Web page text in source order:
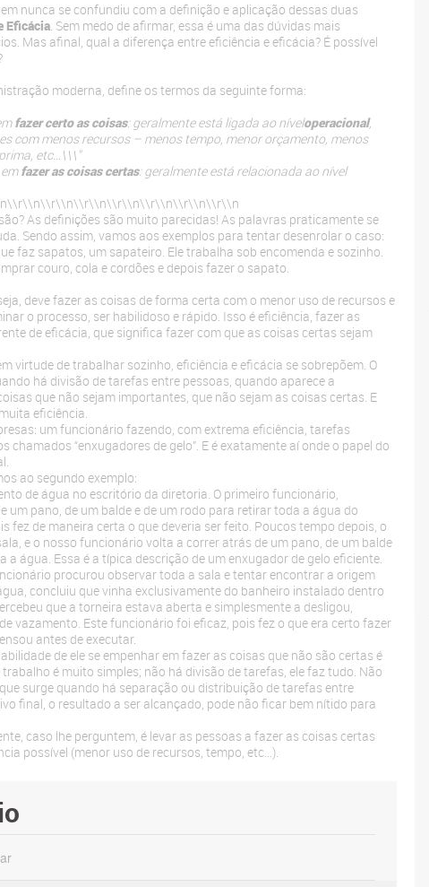
nunca se confundiu com a definição e aplicação dessas duas
Eficácia. Sem medo de afirmar, essa é uma das dúvidas mais
Mas afinal, qual a diferença entre eficiência e eficácia? É possível
moderna, define os termos da seguinte forma:
fazer certo as coisas: geralmente está ligada ao níveloperacional,
com menos recursos – menos tempo, menor orçamento, menos
etc…\\\"
fazer as coisas certas: geralmente está relacionada ao nível
As definições são muito parecidas! As palavras praticamente se
Sendo assim, vamos aos exemplos para tentar desenrolar o caso:
faz sapatos, um sapateiro. Ele trabalha sob encomenda e sozinho.
couro, cola e cordões e depois fazer o sapato.
deve fazer as coisas de forma certa com o menor uso de recursos e
o processo, ser habilidoso e rápido. Isso é eficiência, fazer as
de eficácia, que significa fazer com que as coisas certas sejam
virtude de trabalhar sozinho, eficiência e eficácia se sobrepõem. O
há divisão de tarefas entre pessoas, quando aparece a
que não sejam importantes, que não sejam as coisas certas. E
eficiência.
\\r\\n
um funcionário fazendo, com extrema eficiência, tarefas
chamados “enxugadores de gelo”. E é exatamente aí onde o papel do
\\r\\n
ao segundo exemplo:
\\r\\n
de água no escritório da diretoria. O primeiro funcionário,
um pano, de um balde e de um rodo para retirar toda a água do
fez de maneira certa o que deveria ser feito. Poucos tempo depois, o
e o nosso funcionário volta a correr atrás de um pano, de um balde
a água. Essa é a típica descrição de um enxugador de gelo eficiente.
\\r\\n
procurou observar toda a sala e tentar encontrar a origem
concluiu que vinha exclusivamente do banheiro instalado dentro
que a torneira estava aberta e simplesmente a desligou,
vazamento. Este funcionário foi eficaz, pois fez o que era certo fazer
antes de executar.
\\r\\n
de ele se empenhar em fazer as coisas que não são certas é
é muito simples; não há divisão de tarefas, ele faz tudo. Não
surge quando há separação ou distribuição de tarefas entre
final, o resultado a ser alcançado, pode não ficar bem nítido para
\\r\\n
caso lhe perguntem, é levar as pessoas a fazer as coisas certas
possível (menor uso de recursos, tempo, etc…).
\\r\\n